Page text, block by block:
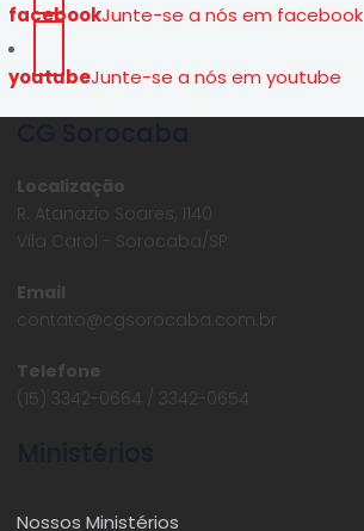
facebookJunte-se a nós em facebook
youtubeJunte-se a nós em youtube
Localização
R. Atanazio Soares, 1140
Vila Carol - Sorocaba/SP
Email
contato@cgsorocaba.com.br
Telefone
(15) 3342-0664 / 3342-0654
Nossos Ministérios